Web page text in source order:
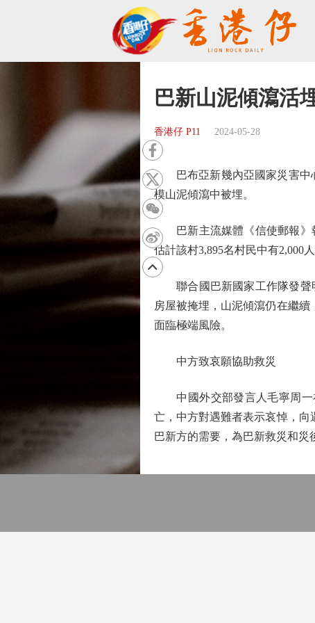
巴新山泥傾瀉活
香港仔 P11 2024-05-28
巴布亞新幾內亞國家災害中心
模山泥傾瀉中被埋。
巴新主流媒體《信使郵報》報
估計該村3,895名村民中有2,000人
聯合國巴新國家工作隊發聲明
房屋被掩埋，山泥傾瀉仍在繼
面臨極端風險。
中方致哀願協助救災
中國外交部發言人毛寧周一
亡，中方對遇難者表示哀悼，
巴新方的需要，為巴新救災和災